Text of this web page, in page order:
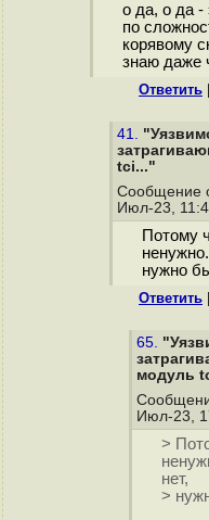
о да, о да -
по
корявому
знаю даже
Ответить
41.
tci..."
Сообщение
Июл-23,
Потому
нужно
Ответить
65.
модуль
Июл-23,
>
нет,
>